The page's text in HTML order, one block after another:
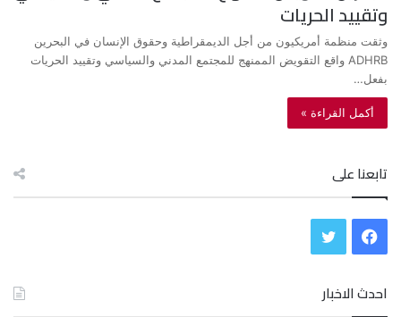
وتقييد الحريات
وثقت منظمة أمريكيون من أجل الديمقراطية وحقوق الإنسان في البحرين
ADHRB واقع التقويض الممنهج للمجتمع المدني والسياسي وتقييد الحريات
بفعل…
أكمل القراءة »
تابعنا على
احدث الاخبار